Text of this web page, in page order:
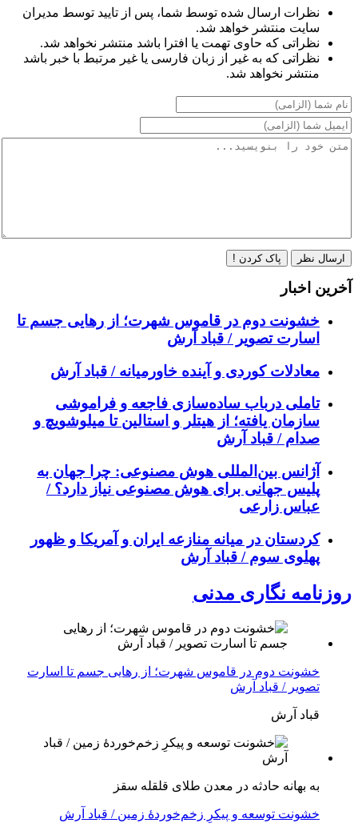
نظرات ارسال شده توسط شما، پس از تایید توسط مدیران
سایت منتشر خواهد شد.
نظراتی که حاوی تهمت یا افترا باشد منتشر نخواهد شد.
نظراتی که به غیر از زبان فارسی یا غیر مرتبط با خبر باشد
منتشر نخواهد شد.
ارسال نظر پاک کردن !
آخرین اخبار
خشونت دوم در قاموس شهرت؛ از رهایی جسم تا
اسارت تصویر / قباد آرش
معادلات کوردی و آینده خاورمیانه / قباد آرش
تاملی درباب سادەسازی فاجعە و فراموشی
سازمان یافتە؛ از هیتلر و استالین تا میلوشویچ و
صدام / قباد آرش
آژانس بین‌المللی هوش مصنوعی: چرا جهان به
پلیس جهانی برای هوش مصنوعی نیاز دارد؟ /
عباس زارعی
کردستان در میانه منازعە ایران و آمریکا و ظهور
پهلوی سوم / قباد آرش
روزنامه نگاری مدنی
خشونت دوم در قاموس شهرت؛ از رهایی جسم تا اسارت
تصویر / قباد آرش
قباد آرش
بە بهانه حادثە در معدن طلای قلقله سقز
خشونت توسعه و پیکرِ زخم‌خوردهٔ زمین / قباد آرش